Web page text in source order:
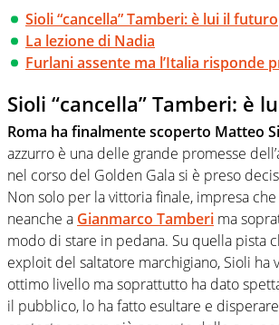
Sioli “cancella” Tamberi: è lui il futuro
La lezione di Nadia
Furlani assente ma l’Italia risponde
Sioli “cancella” Tamberi: è
Roma ha finalmente scoperto Matteo
azzurro è una delle grande promesse
nel corso del Golden Gala si è preso
Non solo per la vittoria finale, impresa
neanche a Gianmarco Tamberi ma
modo di stare in pedana. Su quella pista
exploit del saltatore marchigiano, Sioli ha
ottimo livello ma soprattutto ha dato
il pubblico, lo ha fatto esultare e